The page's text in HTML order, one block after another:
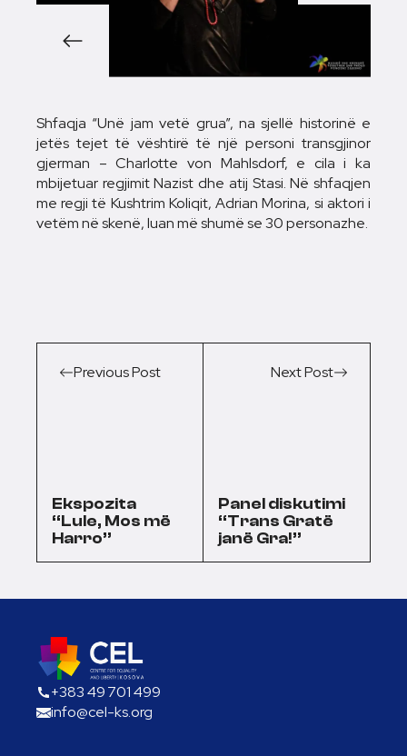
1/6
Shfaqja “Unë jam vetë grua”, na sjellë historinë e
jetës tejet të vështirë të një personi transgjinor
gjerman – Charlotte von Mahlsdorf, e cila i ka
mbijetuar regjimit Nazist dhe atij Stasi. Në shfaqjen
me regji të Kushtrim Koliqit, Adrian Morina, si aktori i
vetëm në skenë, luan më shumë se 30 personazhe.
Previous Post
Ekspozita
“Lule, Mos më
Harro”
Next Post
Panel diskutimi
“Trans Gratë
janë Gra!”
+383 49 701 499
info@cel-ks.org